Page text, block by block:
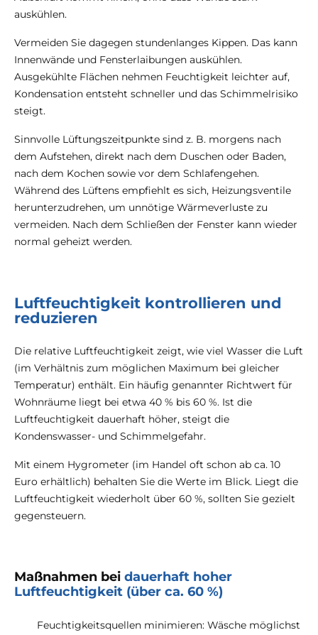
auskühlen.
Vermeiden Sie dagegen stundenlanges Kippen. Das kann
Innenwände und Fensterlaibungen auskühlen.
Ausgekühlte Flächen nehmen Feuchtigkeit leichter auf,
Kondensation entsteht schneller und das Schimmelrisiko
steigt.
Sinnvolle Lüftungszeitpunkte sind z. B. morgens nach
dem Aufstehen, direkt nach dem Duschen oder Baden,
nach dem Kochen sowie vor dem Schlafengehen.
Während des Lüftens empfiehlt es sich, Heizungsventile
herunterzudrehen, um unnötige Wärmeverluste zu
vermeiden. Nach dem Schließen der Fenster kann wieder
normal geheizt werden.
Luftfeuchtigkeit kontrollieren und
reduzieren
Die relative Luftfeuchtigkeit zeigt, wie viel Wasser die Luft
(im Verhältnis zum möglichen Maximum bei gleicher
Temperatur) enthält. Ein häufig genannter Richtwert für
Wohnräume liegt bei etwa 40 % bis 60 %. Ist die
Luftfeuchtigkeit dauerhaft höher, steigt die
Kondenswasser- und Schimmelgefahr.
Mit einem Hygrometer (im Handel oft schon ab ca. 10
Euro erhältlich) behalten Sie die Werte im Blick. Liegt die
Luftfeuchtigkeit wiederholt über 60 %, sollten Sie gezielt
gegensteuern.
Maßnahmen bei dauerhaft hoher
Luftfeuchtigkeit (über ca. 60 %)
Feuchtigkeitsquellen minimieren: Wäsche möglichst